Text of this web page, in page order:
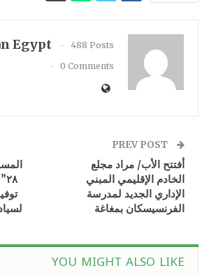
Egypt
488 Posts
0 Comments
أفتتح الأب/ مراد مجلع
الخادم الإقليمي المبني
الإداري الجديد لمدرسة
الفرنسيسكان بمغاغة
YOU MIGHT ALSO LIKE